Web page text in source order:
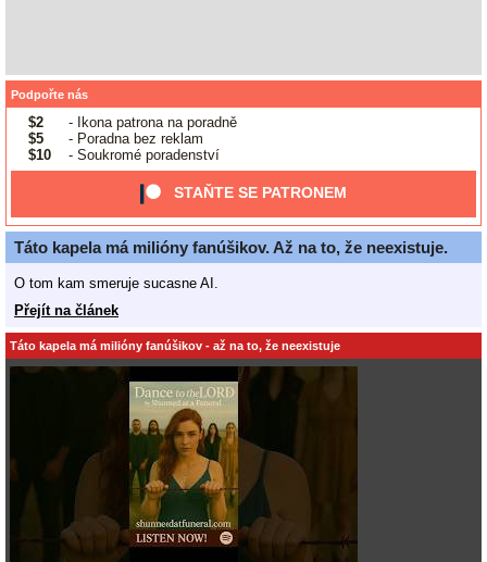
Podpořte nás
$2
- Ikona patrona na poradně
$5
- Poradna bez reklam
$10
- Soukromé poradenství
STAŇTE SE PATRONEM
Táto kapela má milióny fanúšikov. Až na to, že neexistuje.
O tom kam smeruje sucasne AI.
Přejít na článek
Táto kapela má milióny fanúšikov - až na to, že neexistuje